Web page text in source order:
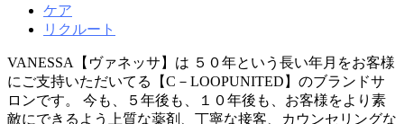
ケア
リクルート
VANESSA【ヴァネッサ】は ５０年という長い年月をお客様
にご支持いただいてる【C－LOOPUNITED】のブランドサ
ロンです。 今も、５年後も、１０年後も、お客様をより素
敵にできるよう上質な薬剤、丁寧な接客、カウンセリングな